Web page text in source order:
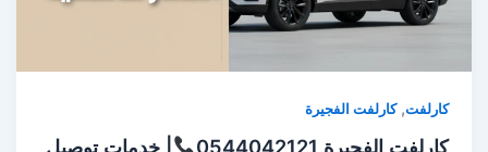
كارلفت,كارلفت الفجيرة
كارلفت الفجيرة 0544042121
| خدمات توصيل